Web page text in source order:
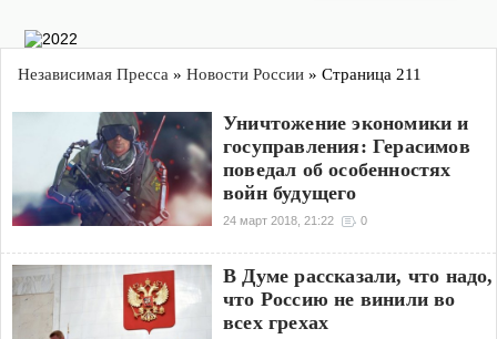
Независимая Пресса » Новости России » Страница 211
Уничтожение экономики и
госуправления: Герасимов
поведал об особенностях
войн будущего
24 март 2018, 21:22 0
В Думе рассказали, что надо,
что Россию не винили во
всех грехах